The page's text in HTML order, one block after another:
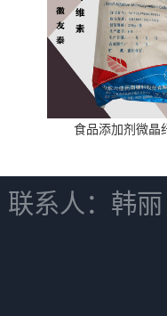
食品添加剂微晶
联系人：韩